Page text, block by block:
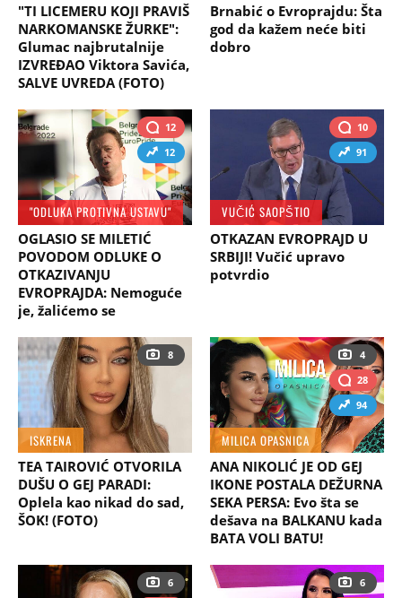
"TI LICEMERU KOJI PRAVIŠ
NARKOMANSKE ŽURKE":
Glumac najbrutalnije
IZVREĐAO Viktora Savića,
SALVE UVREDA (FOTO)
Brnabić o Evroprajdu: Šta
god da kažem neće biti
dobro
12
12
"ODLUKA PROTIVNA USTAVU"
OGLASIO SE MILETIĆ
POVODOM ODLUKE O
OTKAZIVANJU
EVROPRAJDA: Nemoguće
je, žalićemo se
10
91
VUČIĆ SAOPŠTIO
OTKAZAN EVROPRAJD U
SRBIJI! Vučić upravo
potvrdio
8
ISKRENA
TEA TAIROVIĆ OTVORILA
DUŠU O GEJ PARADI:
Oplela kao nikad do sad,
ŠOK! (FOTO)
4
28
94
MILICA OPASNICA
ANA NIKOLIĆ JE OD GEJ
IKONE POSTALA DEŽURNA
SEKA PERSA: Evo šta se
dešava na BALKANU kada
BATA VOLI BATU!
6 6